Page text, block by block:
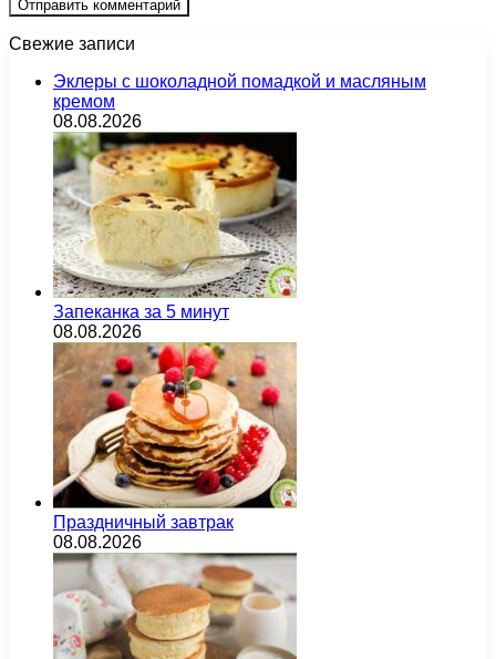
Свежие записи
Эклеры с шоколадной помадкой и масляным
кремом
08.08.2026
Запеканка за 5 минут
08.08.2026
Праздничный завтрак
08.08.2026